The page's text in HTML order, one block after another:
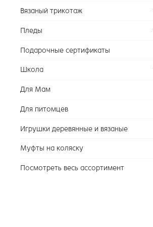
Вязаный трикотаж
Пледы
Подарочные сертификаты
Школа
Для Мам
Для питомцев
Игрушки деревянные и вязаные
Муфты на коляску
Посмотреть весь ассортимент